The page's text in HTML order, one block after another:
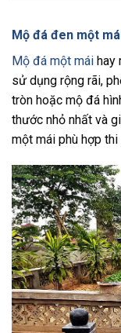
Mộ đá đen một
Mộ đá một mái hay
sử dụng rộng rãi,
tròn hoặc mộ đá
thước nhỏ nhất và
một mái phù hợp